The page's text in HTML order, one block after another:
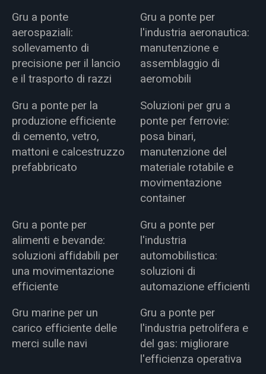
Gru a ponte
aerospaziali:
sollevamento di
precisione per il lancio
e il trasporto di razzi
Gru a ponte per
l'industria aeronautica:
manutenzione e
assemblaggio di
aeromobili
Gru a ponte per la
produzione efficiente
di cemento, vetro,
mattoni e calcestruzzo
prefabbricato
Soluzioni per gru a
ponte per ferrovie:
posa binari,
manutenzione del
materiale rotabile e
movimentazione
container
Gru a ponte per
alimenti e bevande:
soluzioni affidabili per
una movimentazione
efficiente
Gru a ponte per
l'industria
automobilistica:
soluzioni di
automazione efficienti
Gru marine per un
carico efficiente delle
merci sulle navi
Gru a ponte per
l'industria petrolifera e
del gas: migliorare
l'efficienza operativa